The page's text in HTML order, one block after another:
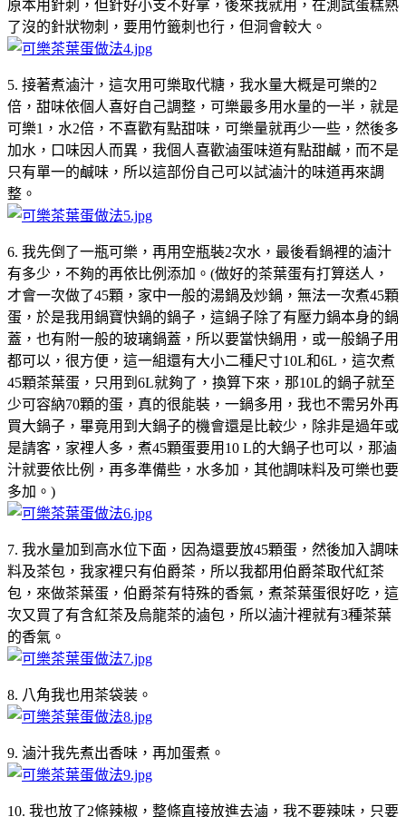
原本用針刺，但針好小支不好拿，後來我就用，在測試蛋糕熟
了沒的針狀物刺，要用竹籤刺也行，但洞會較大。
5. 接著煮滷汁，這次用可樂取代糖，我水量大概是可樂的2
倍，甜味依個人喜好自己調整，可樂最多用水量的一半，就是
可樂1，水2倍，不喜歡有點甜味，可樂量就再少一些，然後多
加水，口味因人而異，我個人喜歡滷蛋味道有點甜鹹，而不是
只有單一的鹹味，所以這部份自己可以試滷汁的味道再來調
整。
6. 我先倒了一瓶可樂，再用空瓶裝2次水，最後看鍋裡的滷汁
有多少，不夠的再依比例添加。(做好的茶葉蛋有打算送人，
才會一次做了45顆，家中一般的湯鍋及炒鍋，無法一次煮45顆
蛋，於是我用鍋寶快鍋的鍋子，這鍋子除了有壓力鍋本身的鍋
蓋，也有附一般的玻璃鍋蓋，所以要當快鍋用，或一般鍋子用
都可以，很方便，這一組還有大小二種尺寸10L和6L，這次煮
45顆茶葉蛋，只用到6L就夠了，換算下來，那10L的鍋子就至
少可容納70顆的蛋，真的很能裝，一鍋多用，我也不需另外再
買大鍋子，畢竟用到大鍋子的機會還是比較少，除非是過年或
是請客，家裡人多，煮45顆蛋要用10 L的大鍋子也可以，那滷
汁就要依比例，再多準備些，水多加，其他調味料及可樂也要
多加。)
7. 我水量加到高水位下面，因為還要放45顆蛋，然後加入調味
料及茶包，我家裡只有伯爵茶，所以我都用伯爵茶取代紅茶
包，來做茶葉蛋，伯爵茶有特殊的香氣，煮茶葉蛋很好吃，這
次又買了有含紅茶及烏龍茶的滷包，所以滷汁裡就有3種茶葉
的香氣。
8. 八角我也用茶袋装。
9. 滷汁我先煮出香味，再加蛋煮。
10. 我也放了2條辣椒，整條直接放進去滷，我不要辣味，只要